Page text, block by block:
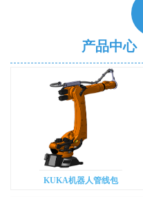
产品中心
KUKA机器人管线包